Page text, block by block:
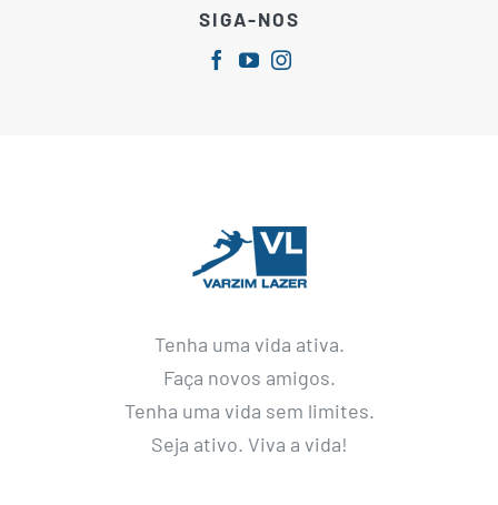
SIGA-NOS
Tenha uma vida ativa.
Faça novos amigos.
Tenha uma vida sem limites.
Seja ativo. Viva a vida!